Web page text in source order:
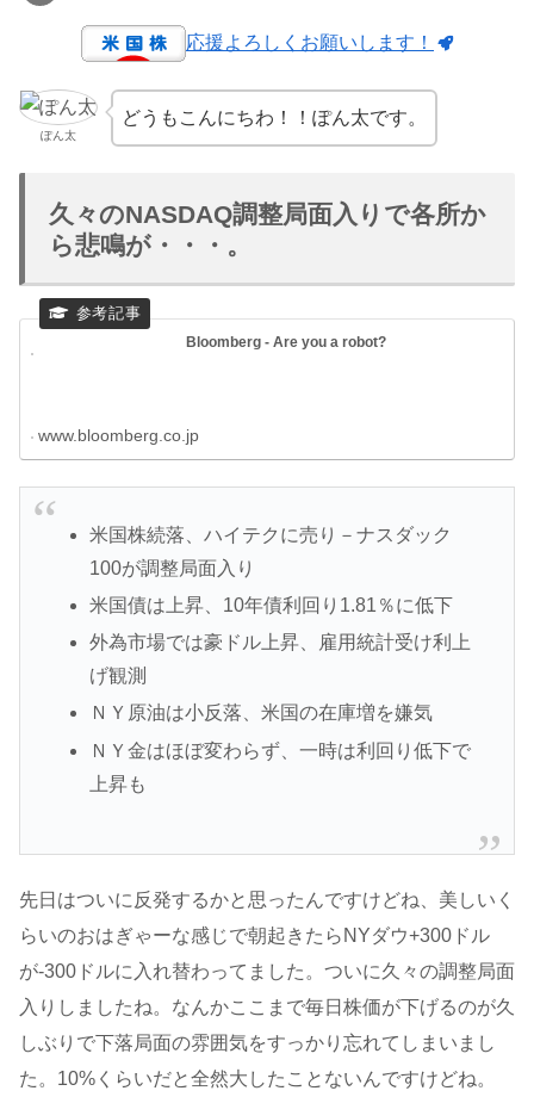
応援よろしくお願いします！
ぽん太
どうもこんにちわ！！ぽん太です。
久々のNASDAQ調整局面入りで各所か
ら悲鳴が・・・。
Bloomberg - Are you a robot?
www.bloomberg.co.jp
米国株続落、ハイテクに売り－ナスダック
100が調整局面入り
米国債は上昇、10年債利回り1.81％に低下
外為市場では豪ドル上昇、雇用統計受け利上
げ観測
ＮＹ原油は小反落、米国の在庫増を嫌気
ＮＹ金はほぼ変わらず、一時は利回り低下で
上昇も
先日はついに反発するかと思ったんですけどね、美しいく
らいのおはぎゃーな感じで朝起きたらNYダウ+300ドル
が-300ドルに入れ替わってました。ついに久々の調整局面
入りしましたね。なんかここまで毎日株価が下げるのが久
しぶりで下落局面の雰囲気をすっかり忘れてしまいまし
た。10%くらいだと全然大したことないんですけどね。